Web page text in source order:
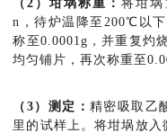
（2）坩埚称重：将坩
n，待炉温降至200℃以
称至0.0001g，并重复灼
均匀铺片，再次称重至
（3）测定： 精密吸取乙
里的试样上。将坩埚放